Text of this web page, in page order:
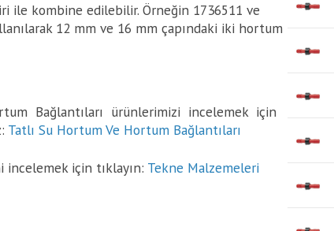
ile kombine edilebilir. Örneğin 1736511 ve
12 mm ve 16 mm çapındaki iki hortum
Bağlantıları ürünlerimizi incelemek için
Tatlı Su Hortum Ve Hortum Bağlantıları
için tıklayın: Tekne Malzemeleri